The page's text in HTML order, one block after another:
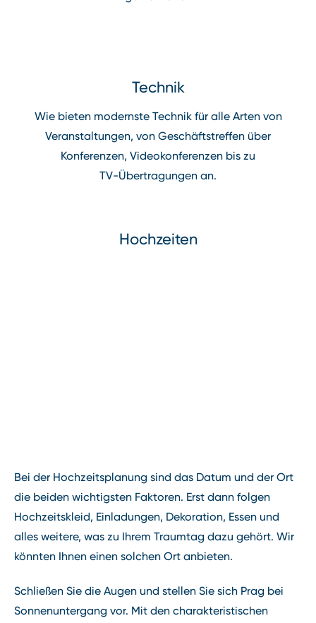
Technik
Wie bieten modernste Technik für alle Arten von
Veranstaltungen, von Geschäftstreffen über
Konferenzen, Videokonferenzen bis zu
TV⁠-⁠Übertragungen an.
Hochzeiten
Bei der Hochzeitsplanung sind das Datum und der Ort
die beiden wichtigsten Faktoren. Erst dann folgen
Hochzeitskleid, Einladungen, Dekoration, Essen und
alles weitere, was zu Ihrem Traumtag dazu gehört. Wir
könnten Ihnen einen solchen Ort anbieten.
Schließen Sie die Augen und stellen Sie sich Prag bei
Sonnenuntergang vor. Mit den charakteristischen